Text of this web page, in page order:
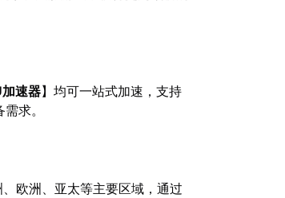
速器】均可一站式加速，支持
求。
欧洲、亚太等主要区域，通过